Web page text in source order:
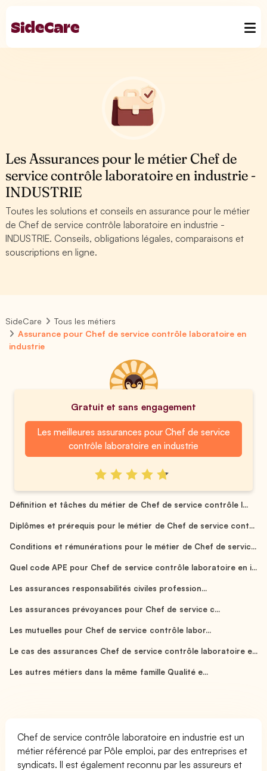
Les Assurances pour le métier Chef de
service contrôle laboratoire en industrie -
INDUSTRIE
Toutes les solutions et conseils en assurance pour le métier
de Chef de service contrôle laboratoire en industrie -
INDUSTRIE. Conseils, obligations légales, comparaisons et
souscriptions en ligne.
SideCare
Tous les métiers
Assurance pour Chef de service contrôle laboratoire en
industrie
Gratuit et sans engagement
Les meilleures assurances pour Chef de service
contrôle laboratoire en industrie
Définition et tâches du métier de Chef de service contrôle l...
Diplômes et prérequis pour le métier de Chef de service cont...
Conditions et rémunérations pour le métier de Chef de servic...
Quel code APE pour Chef de service contrôle laboratoire en i...
Les assurances responsabilités civiles profession...
Les assurances prévoyances pour Chef de service c...
Les mutuelles pour Chef de service contrôle labor...
Le cas des assurances Chef de service contrôle laboratoire e...
Les autres métiers dans la même famille Qualité e...
Chef de service contrôle laboratoire en industrie est un
métier référencé par Pôle emploi, par des entreprises et
syndicats. Il est également reconnu par les assureurs et